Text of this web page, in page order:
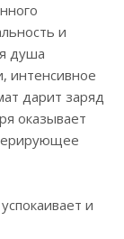
и
душа
интенсивное
дарит заряд
оказывает
и